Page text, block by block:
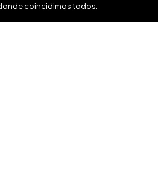
coincidimos todos.